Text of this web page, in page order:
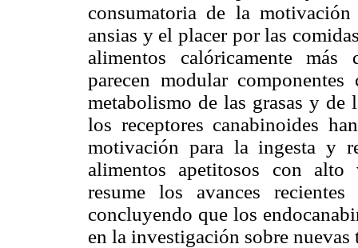
consumatoria de la
ansias y el placer por las
alimentos calóricamente más
parecen modular
metabolismo de las grasas y de
los receptores canabinoides
motivación para la ingesta y
alimentos apetitosos con
resume los avances
concluyendo que los
en la investigación sobre